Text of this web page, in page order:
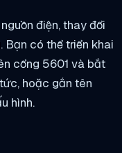
điện, thay đổi
Bạn có thể triển khai
cổng 5601 và bắt
hoặc gắn tên
hình.